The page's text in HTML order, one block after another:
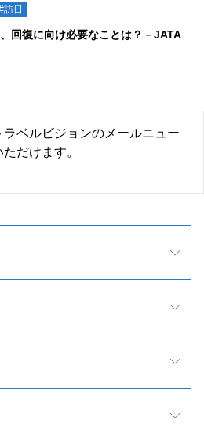
訪日
回復に向け必要なことは？－JATA
ベルビジョンのメールニュー
だけます。